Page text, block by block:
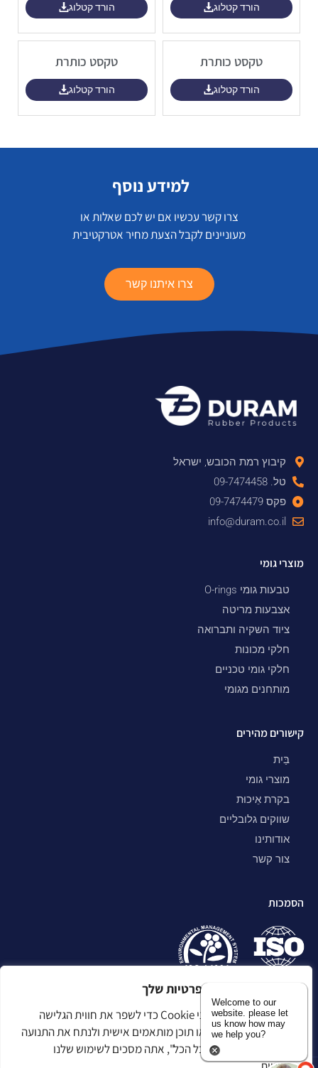
אנו מעריכים את הפרטיות שלך
אנו משתמשים בקובצי Cookie כדי לשפר את חווית הגלישה
שלך, להציג מודעות או תוכן מותאמים אישית ולנתח את התנועה
שלנו. בלחיצה על "קבל הכל", אתה מסכים לשימוש שלנו
הורד קטלוג הורד קטלוג
טקסט כותרת
הורד קטלוג
טקסט כותרת
הורד קטלוג
למידע נוסף
צרו קשר עכשיו אם יש לכם שאלות או
מעוניינים לקבל הצעת מחיר אטרקטיבית
צרו איתנו קשר
קיבוץ רמת הכובש, ישראל
טל. 09-7474458
פקס 09-7474479
info@duram.co.il
מוצרי גומי
טבעות גומי O-rings
אצבעות מריטה
ציוד השקיה ותברואה
חלקי מכונות
חלקי גומי טכניים
מותחנים מגומי
קישורים מהירים
בַּיִת
מוצרי גומי
בקרת אֵיכוּת
שווקים גלובליים
אודותינו
צור קשר
הסמכות
Welcome to our
website. please let
us know how may
we help you?